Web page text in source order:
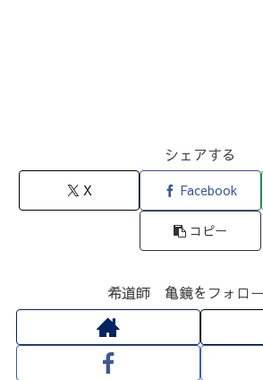
シェアする
X Facebook
コピー
希道師 亀鏡をフォロ